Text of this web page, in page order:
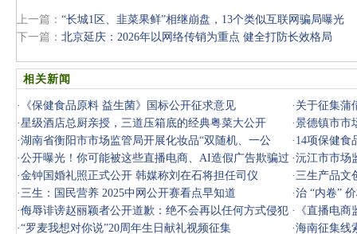
上一篇： “长城1区、韭菜果鲜”相继崩盘，13个类似互联网骗局曝光
下一篇： 北京延庆：2026年以网络传销为重点 健全打防长效格局
相关新闻
· 《保健食品原料 益生菌》国标公开征求意见 · 关于征集蒲
活动案案件
·星级酒店总厨亲授，三道压箱底的经典粤菜大公开 ·景德镇市市
查
·湖南省衡阳市市场监管局开展化妆品“双随机、一公
开”专项检
· 14项保健食
·公开曝光！你可能被这些直播电商、AI造假广告欺骗过
→
·沅江市市场
民的公开
·金钟国婚礼照正式公开 韩媒称刘在石将担任司仪 ·三生产品文
·三生：国民营养 2025中网公开赛看点早知道 ·治 “内卷”
·侮辱诽谤赵丽颖者公开道歉：绝不会再以任何方式侵犯
合法权益
·
《直播电
·“罗麦我想对你说”20周年生日献礼视频征集 ·海南征集